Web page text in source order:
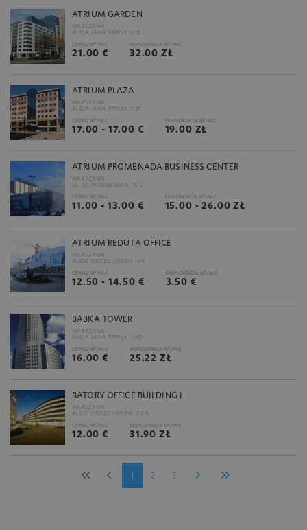
ATRIUM GARDEN
WARSZAWA
ALEJA JANA PAWŁA II 19
CZYNSZ M2 /M-C
21.00 €
EKSPLOATACJA M2 /M-C
32.00 ZŁ
ATRIUM PLAZA
WARSZAWA
ALEJA JANA PAWŁA II 29
CZYNSZ M2 /M-C
17.00 - 17.00 €
EKSPLOATACJA M2 /M-C
19.00 ZŁ
ATRIUM PROMENADA BUSINESS CENTER
WARSZAWA
UL. OSTROBRAMSKA 75 C
CZYNSZ M2 /M-C
11.00 - 13.00 €
EKSPLOATACJA M2 /M-C
15.00 - 26.00 ZŁ
ATRIUM REDUTA OFFICE
WARSZAWA
ALEJE JEROZOLIMSKIE 148
CZYNSZ M2 /M-C
12.50 - 14.50 €
EKSPLOATACJA M2 /M-C
3.50 €
BABKA TOWER
WARSZAWA
ALEJA JANA PAWŁA II 80
CZYNSZ M2 /M-C
16.00 €
EKSPLOATACJA M2 /M-C
25.22 ZŁ
BATORY OFFICE BUILDING I
WARSZAWA
ALEJE JEROZOLIMSKIE 212 A
CZYNSZ M2 /M-C
12.00 €
EKSPLOATACJA M2 /M-C
31.90 ZŁ
1 2 3